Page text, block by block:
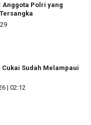
Anggota Polri yang
Sudah Melampaui
| 02:12